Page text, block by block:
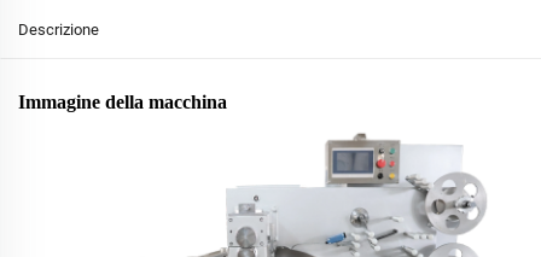
Descrizione
Immagine della macchina